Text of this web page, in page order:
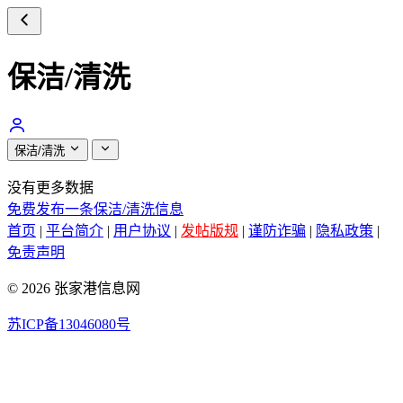
保洁/清洗
保洁/清洗
没有更多数据
免费发布一条保洁/清洗信息
首页 | 平台简介 | 用户协议 | 发帖版规 | 谨防诈骗 | 隐私政策 |
免责声明
© 2026 张家港信息网
苏ICP备13046080号